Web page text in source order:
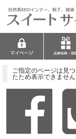
ご指定のページは見
たため表示できません